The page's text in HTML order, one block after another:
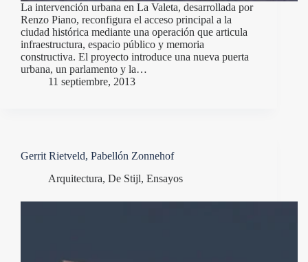
La intervención urbana en La Valeta, desarrollada por
Renzo Piano, reconfigura el acceso principal a la
ciudad histórica mediante una operación que articula
infraestructura, espacio público y memoria
constructiva. El proyecto introduce una nueva puerta
urbana, un parlamento y la…
11 septiembre, 2013
Gerrit Rietveld, Pabellón Zonnehof
Arquitectura, De Stijl, Ensayos